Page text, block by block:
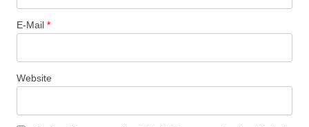
n
E-Mail *
Website